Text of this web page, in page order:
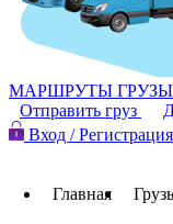
МАРШРУТЫ ГРУЗЫ
Отправить груз
Вход / Регистрация
Главная